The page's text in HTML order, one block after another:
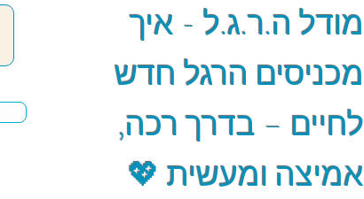
מודל ה.ר.ג.ל - איך
מכניסים הרגל חדש
לחיים – בדרך רכה,
אמיצה ומעשית 💖